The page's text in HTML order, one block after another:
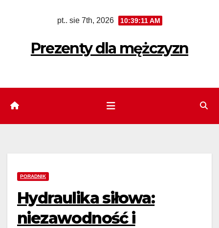
pt.. sie 7th, 2026 10:39:12 AM
Prezenty dla mężczyzn
PORADNIK
Hydraulika siłowa:
niezawodność i